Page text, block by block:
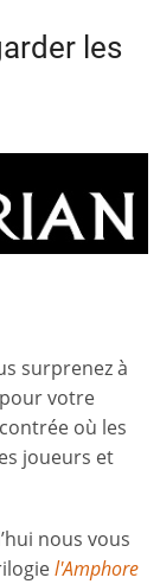
les
surprenez à
pour votre
où les
joueurs et
nous vous
l'Amphore